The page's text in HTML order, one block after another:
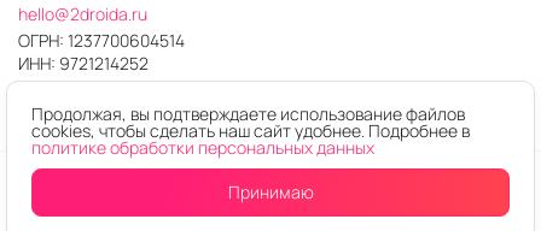
hello@2droida.ru
ОГРН: 1237700604514
ИНН: 9721214252
© 2026. Любое использование контента без письменного
Интернет-магазин электроники 2DROIDA
Продолжая, вы подтверждаете использование файлов
cookies, чтобы сделать наш сайт удобнее. Подробнее в
политике обработки персональных данных
Принимаю